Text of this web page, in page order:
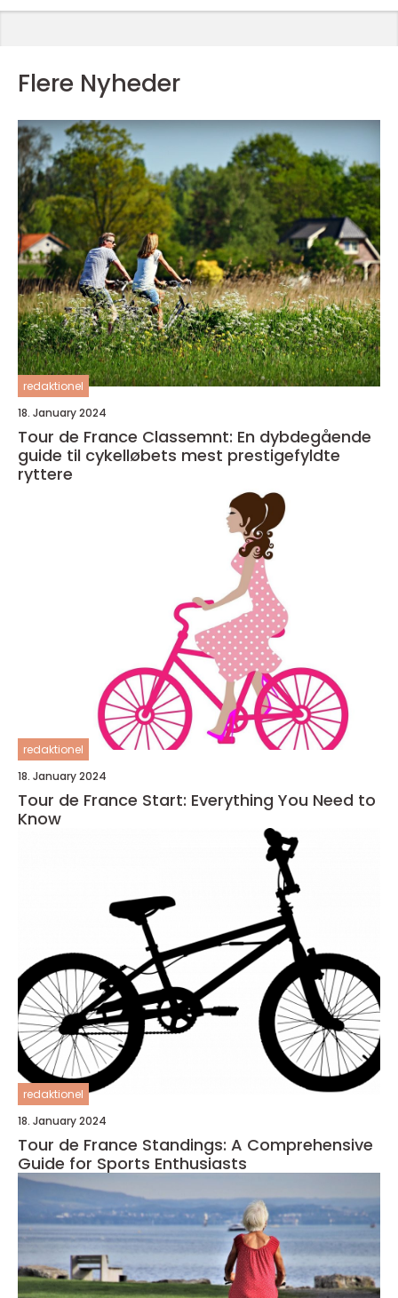
Flere Nyheder
redaktionel
18. January 2024
Tour de France Classemnt: En dybdegående
guide til cykelløbets mest prestigefyldte
ryttere
redaktionel
18. January 2024
Tour de France Start: Everything You Need to
Know
redaktionel
18. January 2024
Tour de France Standings: A Comprehensive
Guide for Sports Enthusiasts